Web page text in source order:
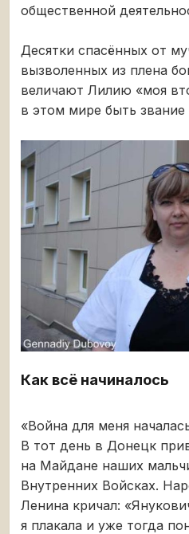
общественной
Десятки спасённых от
вызволенных из плена
величают Лилию «моя
в этом мире быть звание
Как всё начиналось
«Война для меня
В тот день в Донецк
на Майдане наших
Внутренних Войсках.
Ленина кричал:
я плакала и уже тогда